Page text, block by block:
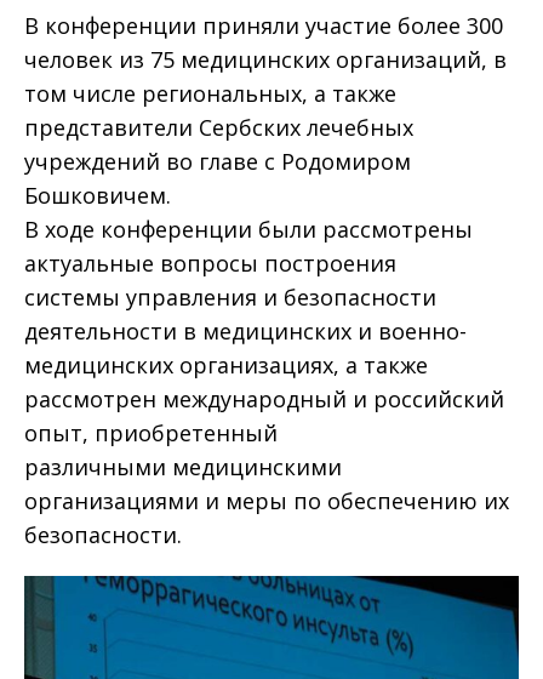
В конференции приняли участие более 300
человек из 75 медицинских организаций, в
том числе региональных, а также
представители Сербских лечебных
учреждений во главе с Родомиром
Бошковичем.
В ходе конференции были рассмотрены
актуальные вопросы построения
системы управления и безопасности
деятельности в медицинских и военно-
медицинских организациях, а также
рассмотрен международный и российский
опыт, приобретенный
различными медицинскими
организациями и меры по обеспечению их
безопасности.